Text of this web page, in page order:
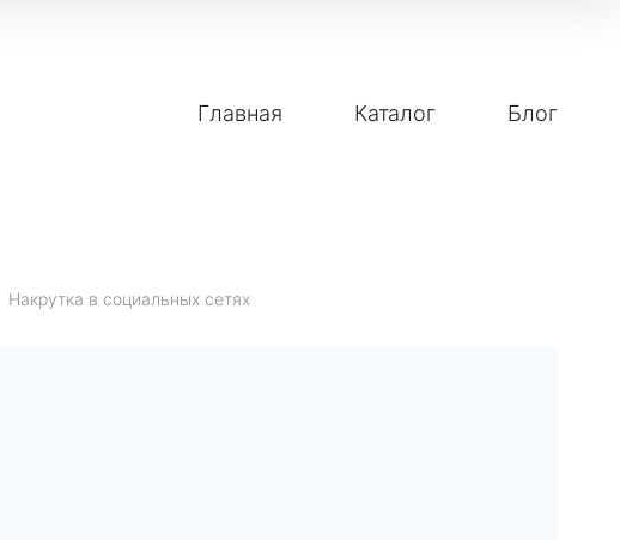
Главная Каталог Блог
Накрутка в социальных сетях